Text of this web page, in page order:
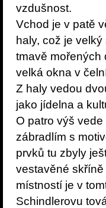
vzdušnost.
Vchod je v patě
haly, což je
tmavě mořených
velká okna v
Z haly vedou
jako jídelna a
O patro výš
zábradlím s
prvků tu zbyly
vestavěné
místností je v
Schindlerovu